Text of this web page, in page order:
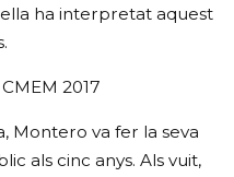
ha interpretat aquest
2017
Montero va fer la seva
als cinc anys. Als vuit,